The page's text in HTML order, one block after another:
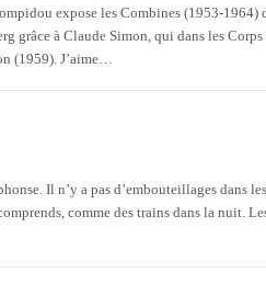
expose les Combines (1953-1964)
grâce à Claude Simon, qui dans les
(1959). J’aime…
Il n’y a pas d’embouteillages dans
comme des trains dans la nuit.